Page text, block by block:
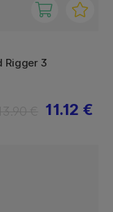
Rigger 3
11.12 €